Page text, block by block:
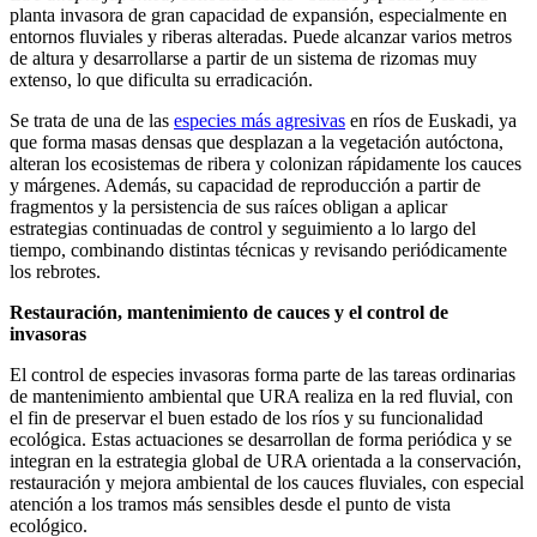
planta invasora de gran capacidad de expansión, especialmente en
entornos fluviales y riberas alteradas. Puede alcanzar varios metros
de altura y desarrollarse a partir de un sistema de rizomas muy
extenso, lo que dificulta su erradicación.
Se trata de una de las especies más agresivas en ríos de Euskadi, ya
que forma masas densas que desplazan a la vegetación autóctona,
alteran los ecosistemas de ribera y colonizan rápidamente los cauces
y márgenes. Además, su capacidad de reproducción a partir de
fragmentos y la persistencia de sus raíces obligan a aplicar
estrategias continuadas de control y seguimiento a lo largo del
tiempo, combinando distintas técnicas y revisando periódicamente
los rebrotes.
Restauración, mantenimiento de cauces y el control de
invasoras
El control de especies invasoras forma parte de las tareas ordinarias
de mantenimiento ambiental que URA realiza en la red fluvial, con
el fin de preservar el buen estado de los ríos y su funcionalidad
ecológica. Estas actuaciones se desarrollan de forma periódica y se
integran en la estrategia global de URA orientada a la conservación,
restauración y mejora ambiental de los cauces fluviales, con especial
atención a los tramos más sensibles desde el punto de vista
ecológico.